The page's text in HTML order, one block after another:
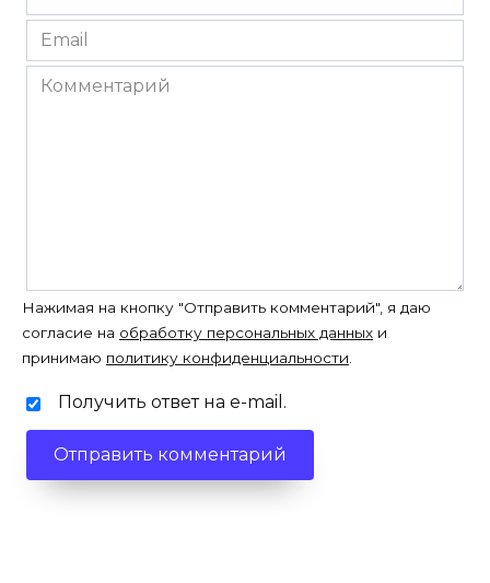
*
Email
*
Комментарий
Нажимая на кнопку "Отправить комментарий", я даю
согласие на обработку персональных данных и
принимаю политику конфиденциальности.
Получить ответ на e-mail.